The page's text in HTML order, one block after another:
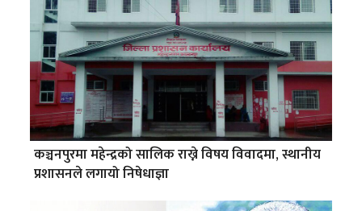
कञ्चनपुरमा महेन्द्रको सालिक राख्ने विषय विवादमा, स्थानीय
प्रशासनले लगायो निषेधाज्ञा